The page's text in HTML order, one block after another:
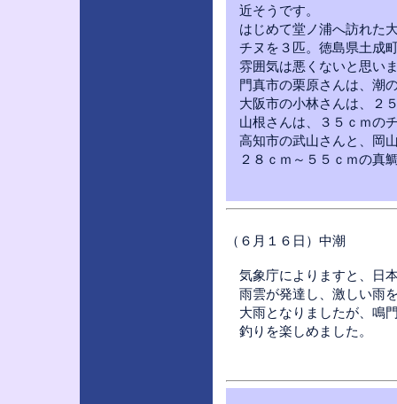
近そうです。
はじめて堂ノ浦へ訪れた
チヌを３匹。徳島県土成
雰囲気は悪くないと思い
門真市の栗原さんは、潮
大阪市の小林さんは、２
山根さんは、３５ｃｍの
高知市の武山さんと、岡
２８ｃｍ～５５ｃｍの真
（６月１６日）中潮
気象庁によりますと、日
雨雲が発達し、激しい雨
大雨となりましたが、鳴
釣りを楽しめました。